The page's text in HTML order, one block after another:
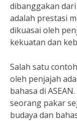
dibanggakan
adalah prestasi
dikuasai oleh
kekuatan dan
Salah satu
oleh penjajah
bahasa di
seorang pakar
budaya dan